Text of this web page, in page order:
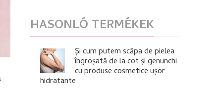
HASONLÓ TERMÉKEK
Și cum putem scăpa de pielea
îngroșată de la cot și genunchi
cu produse cosmetice ușor
hidratante